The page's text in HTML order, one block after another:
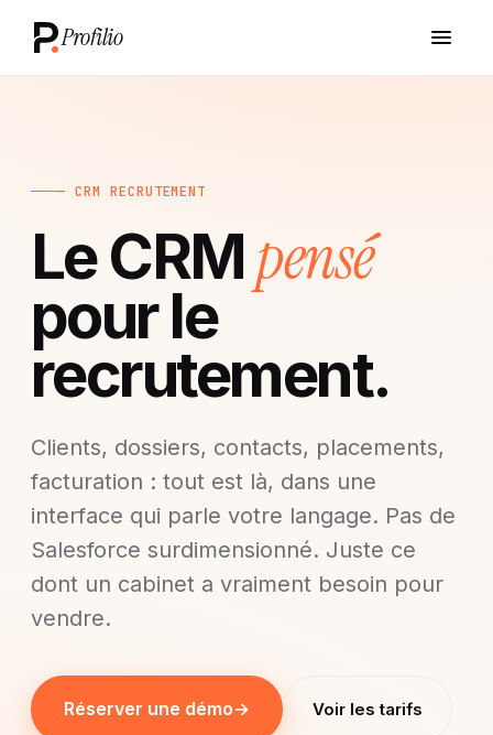
Profilio
— CRM RECRUTEMENT
Le CRMpensé
pour le
recrutement.
Clients, dossiers, contacts, placements,
facturation : tout est là, dans une
interface qui parle votre langage. Pas de
Salesforce surdimensionné. Juste ce
dont un cabinet a vraiment besoin pour
vendre.
Réserver une démo→ Voir les tarifs